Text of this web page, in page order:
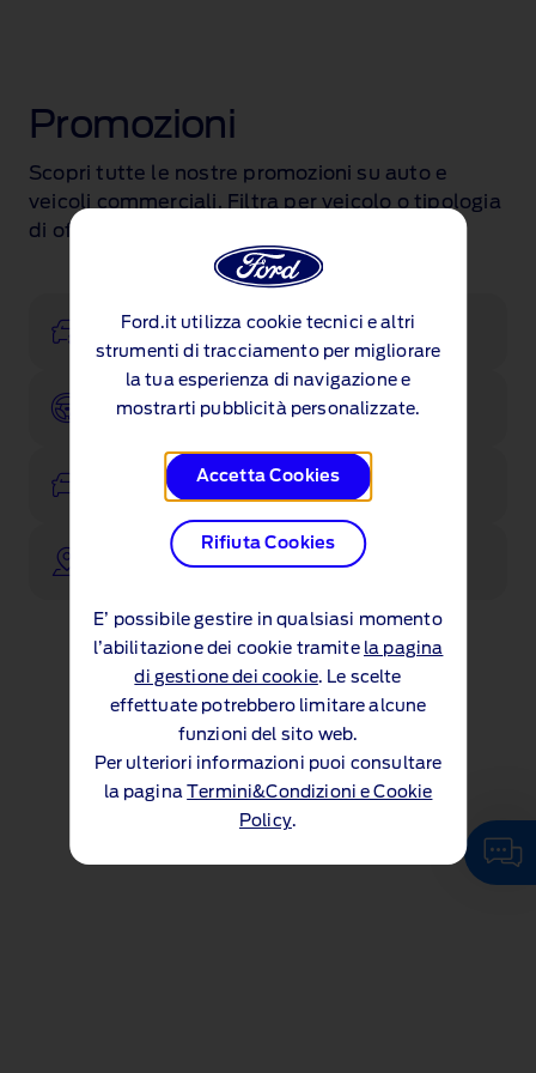
Ford.it utilizza cookie tecnici e altri
strumenti di tracciamento per migliorare
la tua esperienza di navigazione e
mostrarti pubblicità personalizzate.
Accetta Cookies
Rifiuta Cookies
E’ possibile gestire in qualsiasi momento
l’abilitazione dei cookie tramite la pagina
di gestione dei cookie. Le scelte
effettuate potrebbero limitare alcune
funzioni del sito web.
Per ulteriori informazioni puoi consultare
la pagina
Termini&Condizioni e Cookie
Policy.
Promozioni
Scopri tutte le nostre promozioni su auto e
veicoli commerciali. Filtra per veicolo o tipologia
di offerta.
Configura
Prenota un test drive
Veicoli disponibili
Trova un concessionario